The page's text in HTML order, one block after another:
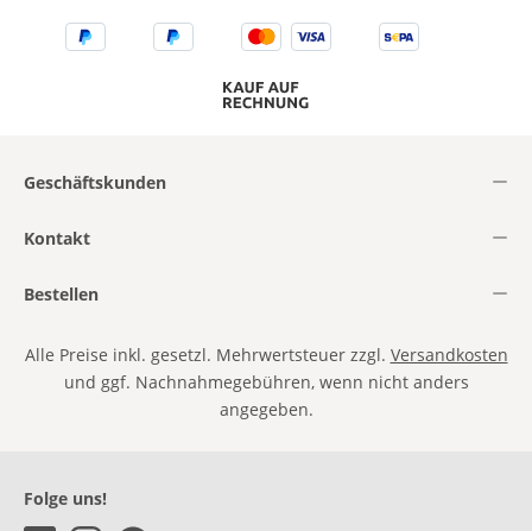
Geschäftskunden
Kontakt
Bestellen
Alle Preise inkl. gesetzl. Mehrwertsteuer zzgl. Versandkosten
und ggf. Nachnahmegebühren, wenn nicht anders
angegeben.
Folge uns!